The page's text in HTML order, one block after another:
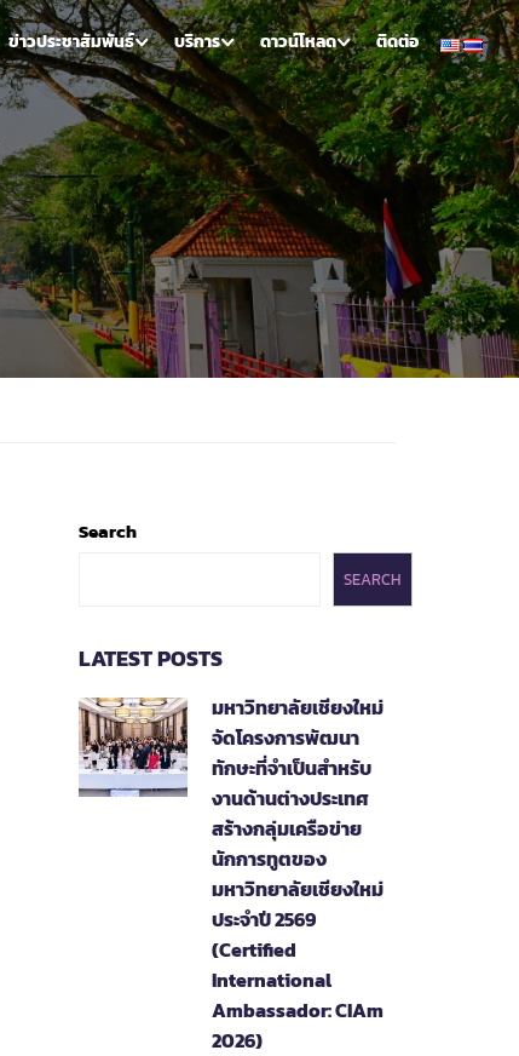
ข่าวประชาสัมพันธ์ บริการ ดาวน์โหลด ติดต่อ
Search
SEARCH
LATEST POSTS
มหาวิทยาลัยเชียงใหม่
จัดโครงการพัฒนา
ทักษะที่จำเป็นสำหรับ
งานด้านต่างประเทศ
สร้างกลุ่มเครือข่าย
นักการทูตของ
มหาวิทยาลัยเชียงใหม่
ประจำปี 2569
(Certified
International
Ambassador: CIAm
2026)